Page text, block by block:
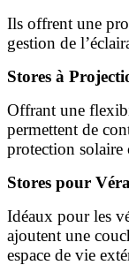
Ils offrent une
gestion de
Stores à
Offrant une
permettent de
protection solaire
Stores pour
Idéaux pour les
ajoutent une
espace de vie